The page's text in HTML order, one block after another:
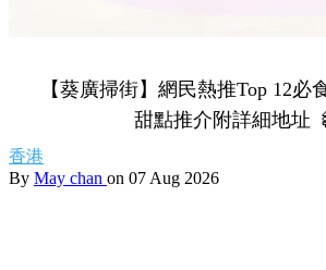
【葵廣掃街】網民熱推Top 12必
甜點推介附詳細地址
香港
By May chan on 07 Aug 2026